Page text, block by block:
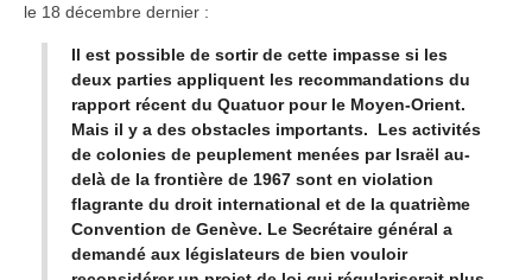
le 18 décembre dernier :
Il est possible de sortir de cette impasse si les
deux parties appliquent les recommandations du
rapport récent du Quatuor pour le Moyen-Orient.
Mais il y a des obstacles importants. Les activités
de colonies de peuplement menées par Israël au-
delà de la frontière de 1967 sont en violation
flagrante du droit international et de la quatrième
Convention de Genève. Le Secrétaire général a
demandé aux législateurs de bien vouloir